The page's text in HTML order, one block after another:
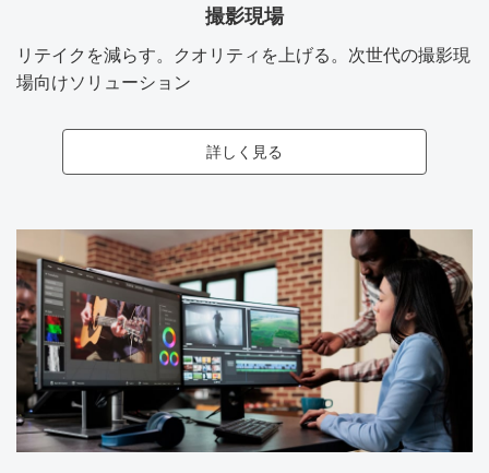
撮影現場
リテイクを減らす。クオリティを上げる。次世代の撮影現
場向けソリューション
詳しく見る